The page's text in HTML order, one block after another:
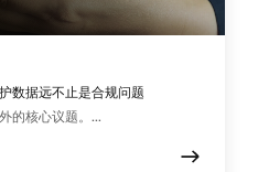
数据远不止是合规问题
的核心议题。...